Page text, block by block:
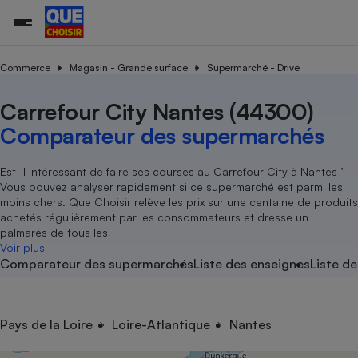
Commerce Magasin - Grande surface Supermarché - Drive
Carrefour City Nantes (44300)
Comparateur des supermarchés
Est-il intéressant de faire ses courses au Carrefour City à Nantes ’
Vous pouvez analyser rapidement si ce supermarché est parmi les
moins chers. Que Choisir relève les prix sur une centaine de produits
achetés régulièrement par les consommateurs et dresse un
palmarès de tous les
Voir plus
Comparateur des supermarchésListe des enseignesListe
Pays de la Loire Loire-Atlantique Nantes
Additifs
Nutrition
Assurance auto
Magasin - Grande surface
Méthode de vente -
Organismes de défense
Système judiciairegratuit
Déchet
Achat - Vente - Travaux
Location
Sport
électrique
Démarche administrative
Senior
Service marchand
Train
Transport aérien
Toutes les actualités
Enquêtes
Guides d'achat
Conseils
Brèves
Tous les services
Soumettre un litige
Lettres types
Rencontrer une association locale
Tous nos combats
Nos actions
Nos grandes victoires
Les billets de la présidente
Nos associations locales
Nous rejoindre
En savoir plus sur Que Choisir Ensemble
?
L’association
Nos missions
Notre méthodologie
Notre financement
Nos partenaires
Nous rejoindre